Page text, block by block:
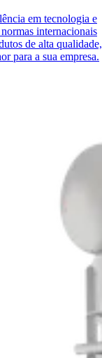
em tecnologia e
internacionais
de alta qualidade,
para a sua empresa.